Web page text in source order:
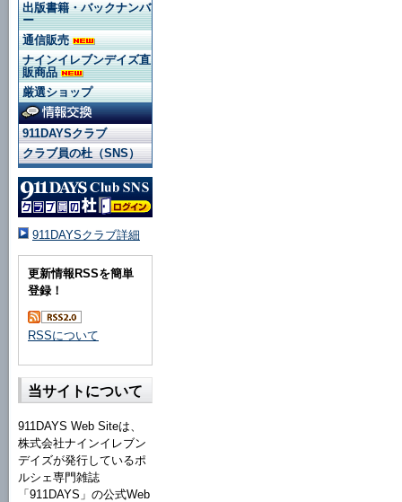
出版書籍・バックナンバ
ー
通信販売
ナインイレブンデイズ直
販商品
厳選ショップ
911DAYSクラブ
クラブ員の杜（SNS）
911DAYSクラブ詳細
更新情報RSSを簡単
登録！
RSSについて
当サイトについて
911DAYS Web Siteは、
株式会社ナインイレブン
デイズが発行しているポ
ルシェ専門雑誌
「911DAYS」の公式Web